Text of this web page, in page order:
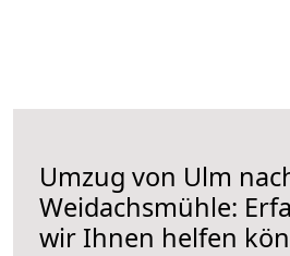
Umzug von Ulm
Weidachsmühle:
wir Ihnen helfen